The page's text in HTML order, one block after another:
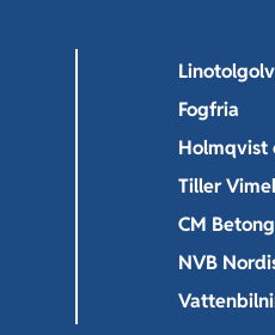
Fogfria
Holmqvist
Tiller
CM Betong
NVB